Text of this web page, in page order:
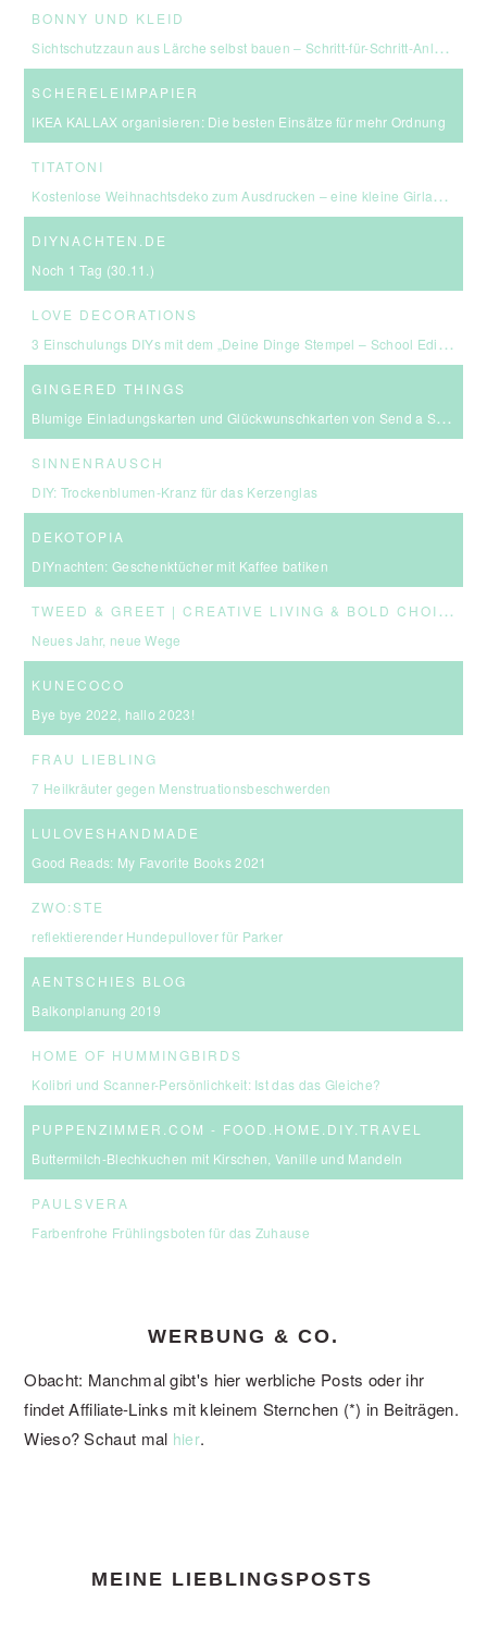
BONNY UND KLEID
Sichtschutzzaun aus Lärche selbst bauen – Schritt-für-Schritt-Anleitung & Kosten
SCHERELEIMPAPIER
IKEA KALLAX organisieren: Die besten Einsätze für mehr Ordnung
TITATONI
Kostenlose Weihnachtsdeko zum Ausdrucken – eine kleine Girlande für euer Zuhause ☆
DIYNACHTEN.DE
Noch 1 Tag (30.11.)
LOVE DECORATIONS
3 Einschulungs DIYs mit dem „Deine Dinge Stempel – School Edition“ #BackToSchool + Gewinnspiel
GINGERED THINGS
Blumige Einladungskarten und Glückwunschkarten von Send a Smile
SINNENRAUSCH
DIY: Trockenblumen-Kranz für das Kerzenglas
DEKOTOPIA
DIYnachten: Geschenktücher mit Kaffee batiken
T
WEED & GREET | CREATIVE LIVING & BOLD CHOICES
Neues Jahr, neue Wege
KUNECOCO
Bye bye 2022, hallo 2023!
FRAU LIEBLING
7 Heilkräuter gegen Menstruationsbeschwerden
LULOVESHANDMADE
Good Reads: My Favorite Books 2021
ZWO:STE
reflektierender Hundepullover für Parker
AENTSCHIES BLOG
Balkonplanung 2019
HOME OF HUMMINGBIRDS
Kolibri und Scanner-Persönlichkeit: Ist das das Gleiche?
PUPPENZIMMER.COM - FOOD.HOME.DIY.TRAVEL
Buttermilch-Blechkuchen mit Kirschen, Vanille und Mandeln
PAULSVERA
Farbenfrohe Frühlingsboten für das Zuhause
WERBUNG & CO.
Obacht: Manchmal gibt's hier werbliche Posts oder ihr
findet Affiliate-Links mit kleinem Sternchen (*) in Beiträgen.
Wieso? Schaut mal hier.
MEINE LIEBLINGSPOSTS